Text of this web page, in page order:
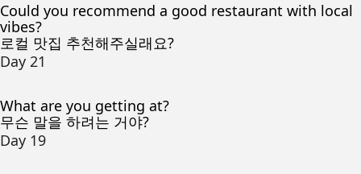
Could you recommend a good restaurant with local
vibes?
로컬 맛집 추천해주실래요?
Day 21
What are you getting at?
무슨 말을 하려는 거야?
Day 19